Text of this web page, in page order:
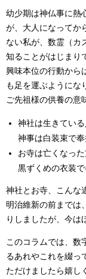
幼少期は神仏事に熱
が、大人になってか
ない私が、数霊（カ
知ることがはじまり
興味本位の行動から
も足を運ぶようにな
ご先祖様の供養の意
神社は生きてい
神事は白装束で奉
お寺は亡くなっ
黒ずくめの衣装
神社とお寺、こんな
明治維新の前までは
りしましたが、今は
このコラムでは、数
るあれやこれを綴っ
ただけましたら嬉し